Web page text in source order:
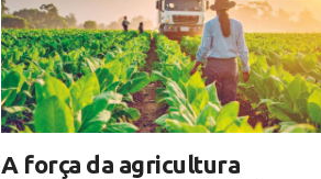
A força da agricultura